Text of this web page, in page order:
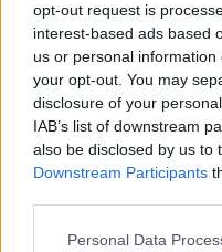
opt-out request is
interest-based ads based
us or personal
your opt-out. You may
disclosure of your
IAB’s list of downstream
also be disclosed by us to
Downstream Participants
Personal Data
έκατσε… έτσι,
χαρακτηριστικά η
Όσον αφορά το μάτι
ιατροδικαστή
Στο Δαφνί ο
Εντοπίστηκε και
οδηγός που το